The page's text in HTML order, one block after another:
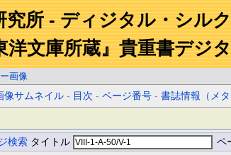
究所 - ディジタル・シル
洋文庫所蔵』貴重書デジ
画像
像サムネイル - 目次 -ページ番号 -書誌情報（メタ
検索 タイトル ペ